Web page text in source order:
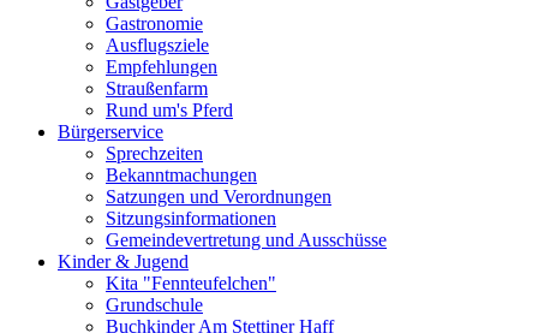
Gastronomie
Ausflugsziele
Empfehlungen
Straußenfarm
Rund um's Pferd
Bürgerservice
Sprechzeiten
Bekanntmachungen
Satzungen und Verordnungen
Sitzungsinformationen
Gemeindevertretung und Ausschüsse
Kinder & Jugend
Kita "Fennteufelchen"
Grundschule
Buchkinder Am Stettiner Haff